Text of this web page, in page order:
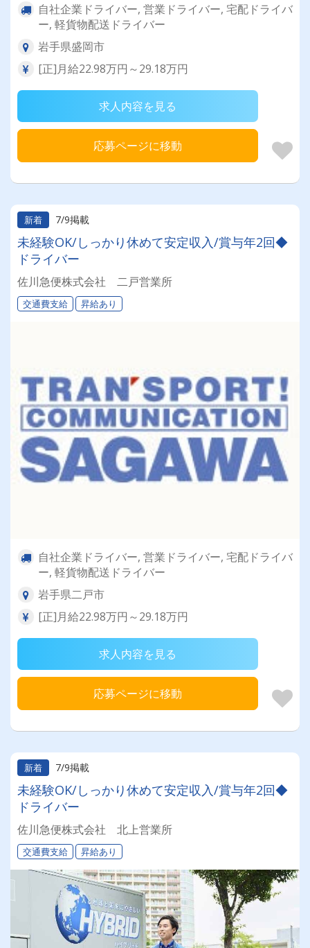
自社企業ドライバー, 営業ドライバー, 宅配ドライバ
ー, 軽貨物配送ドライバー
岩手県盛岡市
[正]月給22.98万円～29.18万円
求人内容を見る
応募ページに移動
新着 7/9掲載
未経験OK/しっかり休めて安定収入/賞与年2回◆
ドライバー
佐川急便株式会社 二戸営業所
交通費支給 昇給あり
自社企業ドライバー, 営業ドライバー, 宅配ドライバ
ー, 軽貨物配送ドライバー
岩手県二戸市
[正]月給22.98万円～29.18万円
求人内容を見る
応募ページに移動
新着 7/9掲載
未経験OK/しっかり休めて安定収入/賞与年2回◆
ドライバー
佐川急便株式会社 北上営業所
交通費支給 昇給あり